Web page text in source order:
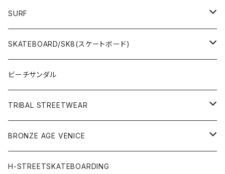
SURF
WetSuits(ウェットスーツ )
Surf Board(サーフボード )
OTHERS(サーフ小物)
WEAR(サーフブランド衣類)
Rhythm(サーフアパレル)
SKATEBOARD/SK8(スケートボード)
CLOTHING(アパレル)
DECK(デッキ)
COMPLETE（完成品）
STREET
TRUCK(トラック)
ビーチサンダル
TRIBAL STREETWEAR
小物類
SALE
BRONZE AGE VENICE
made in JAPAN
H-STREETSKATEBOARDING